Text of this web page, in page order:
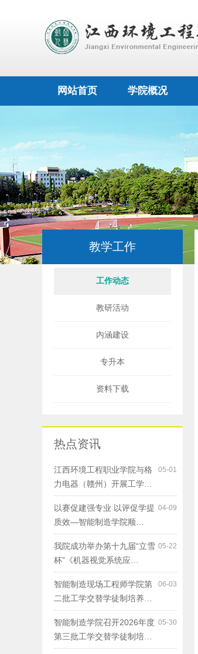
网站首页 学院概况
教学工作
工作动态
教研活动
内涵建设
专升本
资料下载
热点资讯
05-01
江西环境工程职业学院与格
力电器（赣州）开展工学…
04-09
以赛促建强专业 以评促学提
质效—智能制造学院顺…
05-22
我院成功举办第十九届“立雪
杯”《机器视觉系统应…
06-03
智能制造现场工程师学院第
二批工学交替学徒制培养…
05-30
智能制造学院召开2026年度
第三批工学交替学徒制培…